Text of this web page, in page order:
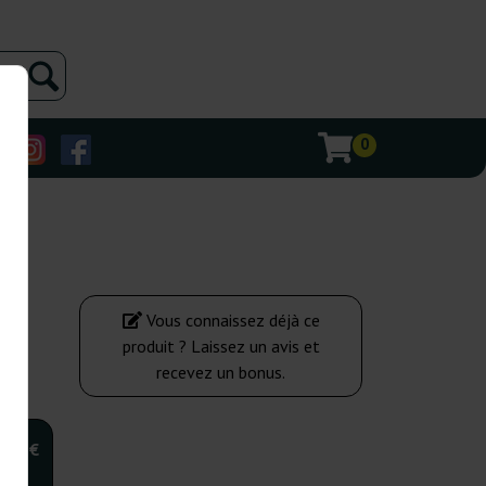
0
€
Vous connaissez déjà ce
produit ? Laissez un avis et
recevez un bonus.